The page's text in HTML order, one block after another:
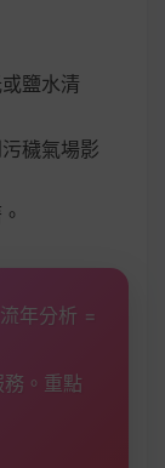
鹽水清
穢氣場影
年分析 =
。重點